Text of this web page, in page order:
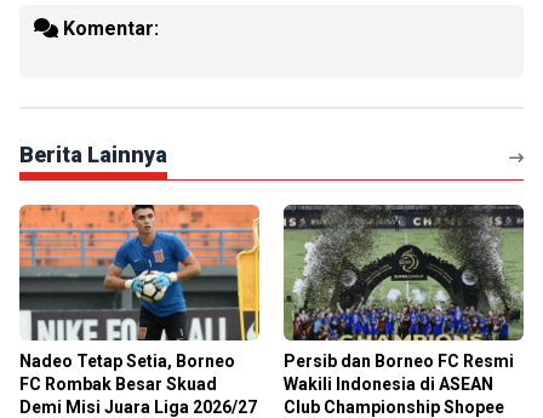
Komentar:
Berita Lainnya
Nadeo Tetap Setia, Borneo
FC Rombak Besar Skuad
Demi Misi Juara Liga 2026/27
Persib dan Borneo FC Resmi
Wakili Indonesia di ASEAN
Club Championship Shopee